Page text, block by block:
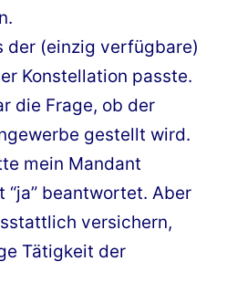
der (einzig verfügbare)
Konstellation passte.
die Frage, ob der
gestellt wird.
mein Mandant
beantwortet. Aber
versichern,
Tätigkeit der